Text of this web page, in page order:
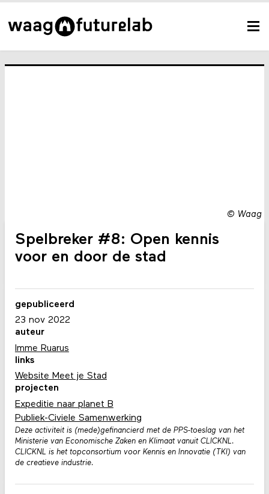
© Waag
Spelbreker #8: Open kennis
voor en door de stad
gepubliceerd
23 nov 2022
auteur
Imme Ruarus
links
Website Meet je Stad
projecten
Expeditie naar planet B
Publiek-Civiele Samenwerking
Deze activiteit is (mede)gefinancierd met de PPS-toeslag van het
Ministerie van Economische Zaken en Klimaat vanuit CLICKNL.
CLICKNL is het topconsortium voor Kennis en Innovatie (TKI) van
de creatieve industrie.